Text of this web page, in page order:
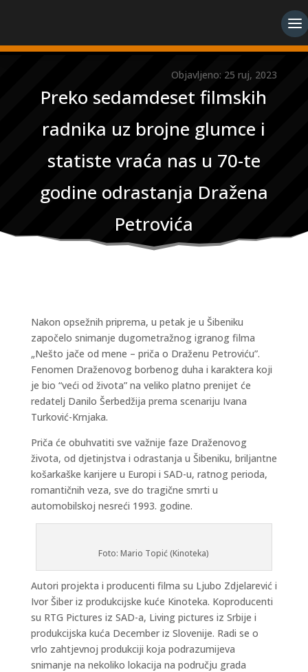
Objavljeno: 25 ruj, 2023
Preko sedamdeset filmskih
radnika uz brojne glumce i
statiste vraća nas u 70-te
godine odrastanja Dražena
Petrovića
Nakon opsežnih priprema, u petak je u Šibeniku
započelo snimanje dugometražnog igranog filma
„Nešto jače od mene – priča o Draženu Petroviću”.
Fenomen Draženovog borbenog duha i karaktera koji
je bio “veći od života” na veliko platno prenijet će
redatelj Danilo Šerbedžija prema scenariju Ivana
Turković-Krnjaka.
Priča će obuhvatiti sve važnije faze Draženovog
života, od djetinjstva i odrastanja u Šibeniku, briljantne
košarkaške karijere u Europi i SAD-u, ratnog perioda,
romantičnih veza, sve do tragične smrti u
automobilskoj nesreći 1993. godine.
Foto: Mario Topić (Kinoteka)
Autori projekta i producenti filma su Ljubo Zdjelarević i
Ivor Šiber iz produkcijske kuće Kinoteka. Koproducenti
su RTG Pictures iz SAD-a, Living pictures iz Srbije i
produkcijska kuća December iz Slovenije. Radi se o
vrlo zahtjevnoj produkciji koja podrazumijeva
snimanje na nekoliko lokacija na području grada